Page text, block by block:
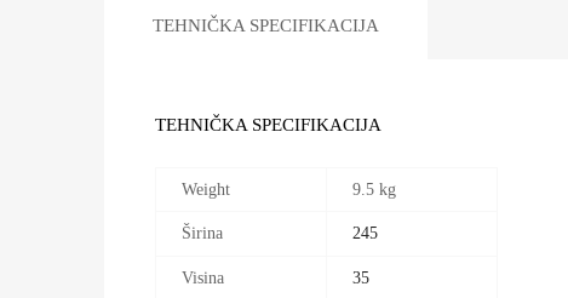
TEHNIČKA SPECIFIKACIJA
TEHNIČKA SPECIFIKACIJA
Weight 9.5 kg
Širina 245
Visina 35